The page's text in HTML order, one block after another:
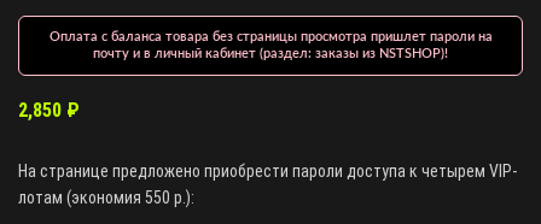
Оплата с баланса товара без страницы просмотра пришлет пароли на
почту и в личный кабинет (раздел: заказы из NSTSHOP)!
2,850 ₽
На странице предложено приобрести пароли доступа к четырем VIP-
лотам (экономия 550 р.):